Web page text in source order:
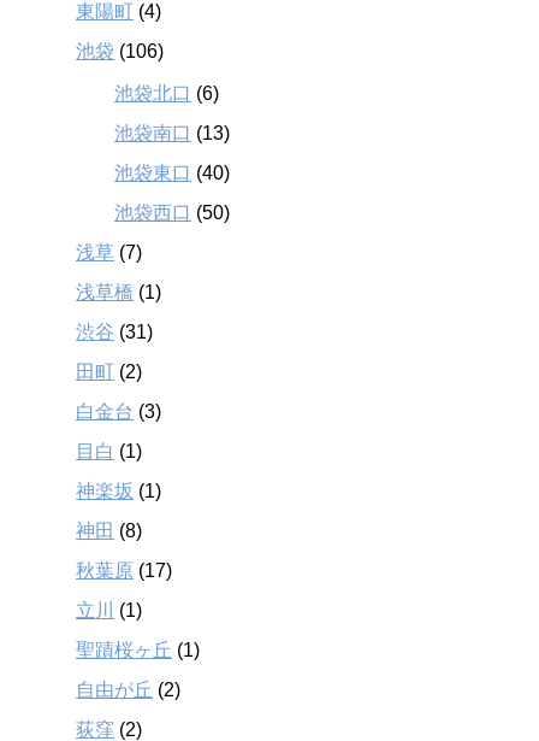
東陽町 (4)
池袋 (106)
池袋北口 (6)
池袋南口 (13)
池袋東口 (40)
池袋西口 (50)
浅草 (7)
浅草橋 (1)
渋谷 (31)
田町 (2)
白金台 (3)
目白 (1)
神楽坂 (1)
神田 (8)
秋葉原 (17)
立川
(1)
聖蹟桜ヶ丘 (1)
自由が丘 (2)
荻窪 (2)